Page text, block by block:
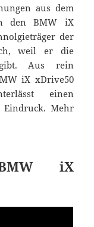
aus dem
den BMW iX
der
weil er die
Aus rein
iX xDrive50
einen
Mehr
iX